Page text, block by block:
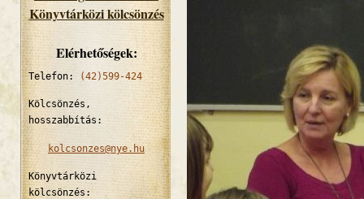
Könyvtárközi kölcsönzés
Elérhetőségek:
Telefon: (42)599-424
Kölcsönzés,
hosszabbítás:
kolcsonzes@nye.hu
Könyvtárközi
kölcsönzés: